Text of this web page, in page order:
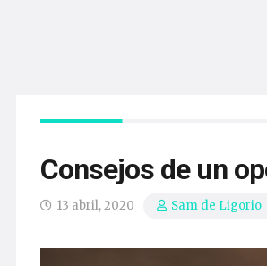
Consejos de un
13 abril, 2020 Sam de Ligorio